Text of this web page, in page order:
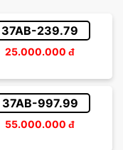
37AB-239.79
25.000.000 đ
37AB-997.99
55.000.000 đ